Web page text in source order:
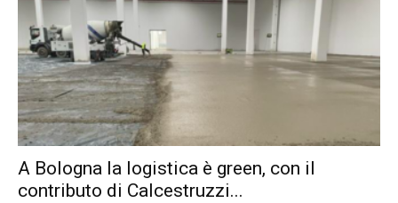
A Bologna la logistica è green, con il
contributo di Calcestruzzi...